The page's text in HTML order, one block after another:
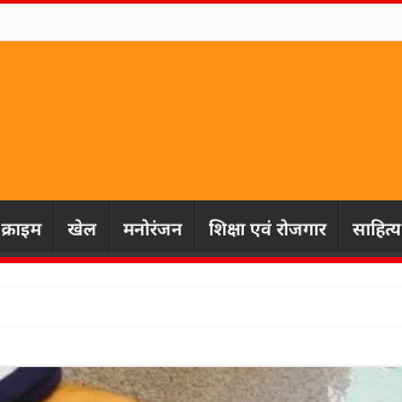
क्राइम खेल मनोरंजन शिक्षा एवं रोजगार साहित्य